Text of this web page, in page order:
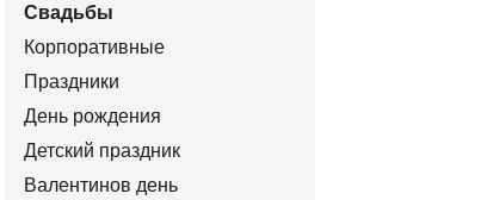
Свадьбы
Корпоративные
Праздники
День рождения
Детский праздник
Валентинов день